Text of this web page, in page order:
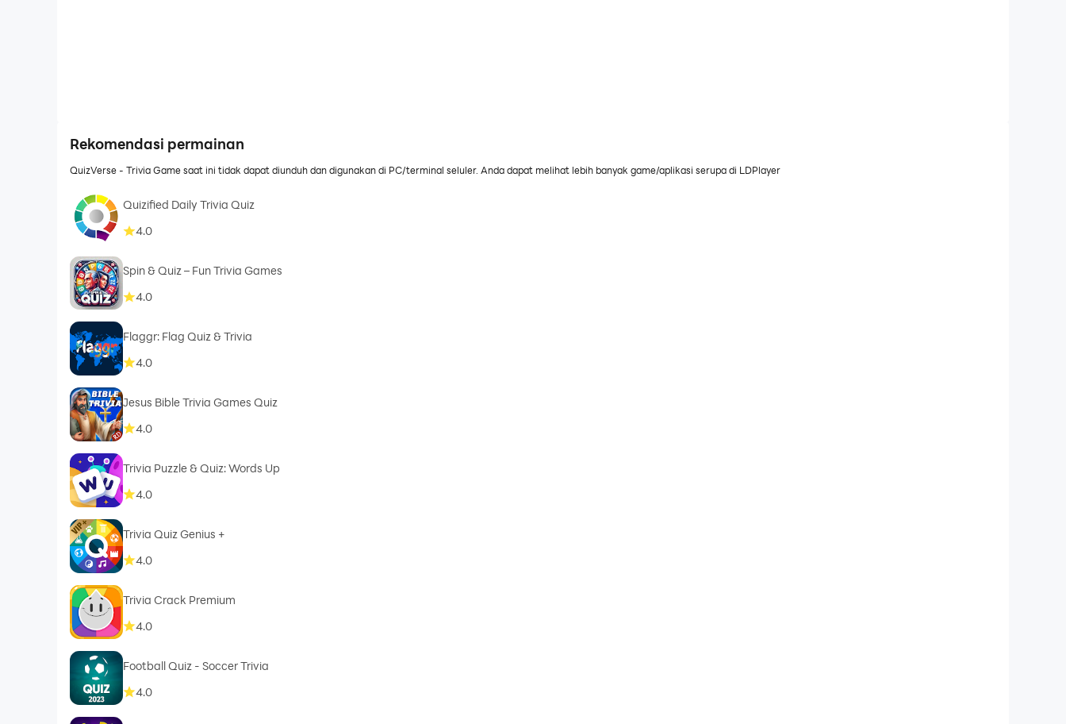
Rekomendasi permainan
QuizVerse - Trivia Game saat ini tidak dapat diunduh dan digunakan di PC/terminal seluler. Anda dapat melihat lebih banyak game/aplikasi serupa di LDPlayer
Quizified Daily Trivia Quiz
4.0
Spin & Quiz – Fun Trivia Games
4.0
Flaggr: Flag Quiz & Trivia
4.0
Jesus Bible Trivia Games Quiz
4.0
Trivia Puzzle & Quiz: Words Up
4.0
Trivia Quiz Genius +
4.0
Trivia Crack Premium
4.0
Football Quiz - Soccer Trivia
4.0